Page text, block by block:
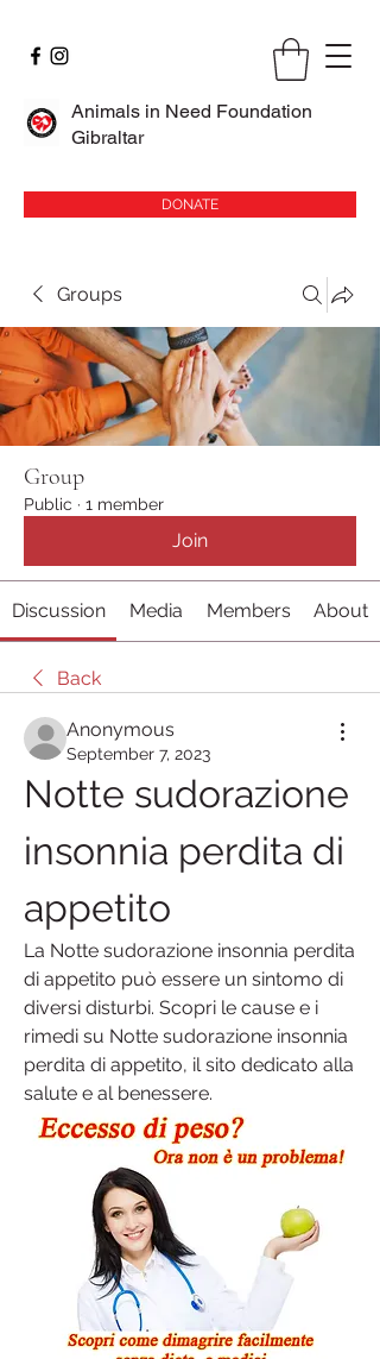
Animals in Need Foundation
Gibraltar
DONATE
Groups
Group
Public · 1 member
Join
Discussion Media Members About
Back
Anonymous
September 7, 2023
Notte sudorazione
insonnia perdita di
appetito
La Notte sudorazione insonnia perdita
di appetito può essere un sintomo di
diversi disturbi. Scopri le cause e i
rimedi su Notte sudorazione insonnia
perdita di appetito, il sito dedicato alla
salute e al benessere.